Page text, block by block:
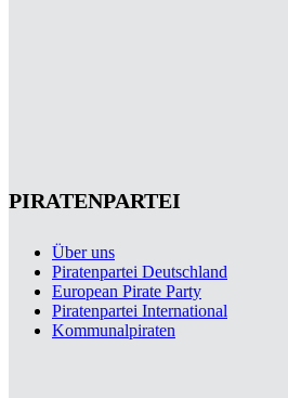
PIRATENPARTEI
Über uns
Piratenpartei Deutschland
European Pirate Party
Piratenpartei International
Kommunalpiraten